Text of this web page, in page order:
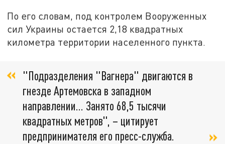
По его словам, под контролем Вооруженных
сил Украины остается 2,18 квадратных
километра территории населенного пункта.
"Подразделения "Вагнера" двигаются в
гнезде Артемовска в западном
направлении... Занято 68,5 тысячи
квадратных метров", – цитирует
предпринимателя его пресс-служба.